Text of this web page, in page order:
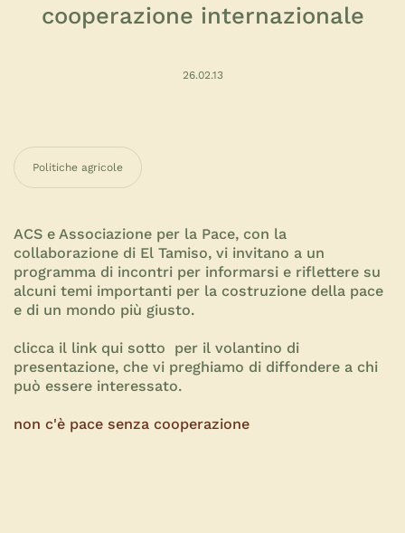
cooperazione internazionale
26.02.13
Politiche agricole
ACS e Associazione per la Pace, con la
collaborazione di El Tamiso, vi invitano a un
programma di incontri per informarsi e riflettere su
alcuni temi importanti per la costruzione della pace
e di un mondo più giusto.
clicca il link qui sotto per il volantino di
presentazione, che vi preghiamo di diffondere a chi
può essere interessato.
non c'è pace senza cooperazione